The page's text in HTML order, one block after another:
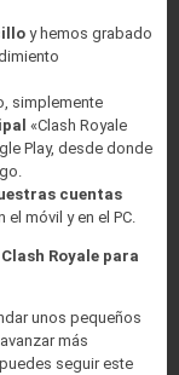
y hemos grabado
simplemente
«Clash Royale
Play, desde donde
cuentas
móvil y en el PC.
Clash Royale para
unos pequeños
más
seguir este